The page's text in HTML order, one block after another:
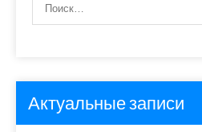
Актуальные записи